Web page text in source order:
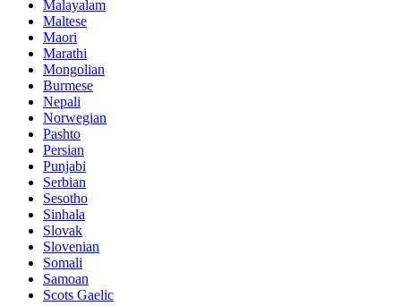
Malayalam
Maltese
Maori
Marathi
Mongolian
Burmese
Nepali
Norwegian
Pashto
Persian
Punjabi
Serbian
Sesotho
Sinhala
Slovak
Slovenian
Somali
Samoan
Scots Gaelic